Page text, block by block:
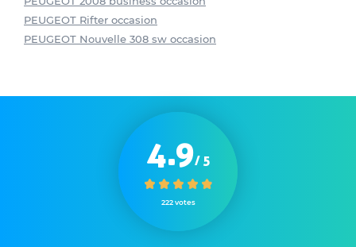
PEUGEOT Rifter occasion
PEUGEOT Nouvelle 308 sw occasion
4.9/ 5
222 votes